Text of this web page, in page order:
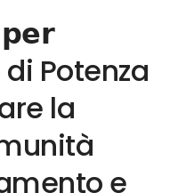
Potenza
la
e